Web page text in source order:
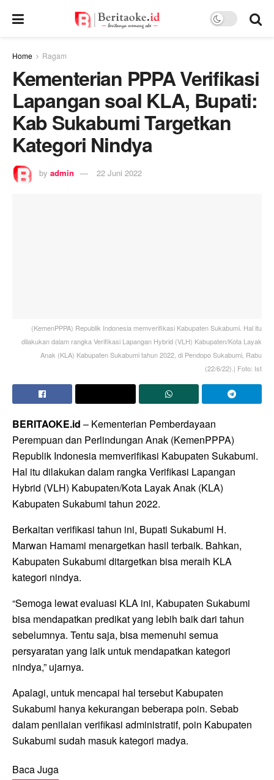
Home Ragam
Kementerian PPPA Verifikasi
Lapangan soal KLA, Bupati:
Kab Sukabumi Targetkan
Kategori Nindya
by admin 22 Juni 2022
(KemenPPPA) Republik Indonesia memverifikasi Kabupaten Sukabumi. Hal itu
dilakukan dalam rangka Verifikasi Lapangan Hybrid (VLH) Kabupaten/Kota Layak
Anak (KLA) Kabupaten Sukabumi tahun 2022, di Pendopo Sukabumi, Rabu
(22/6/22).| Foto: Ist
BERITAOKE.id – Kementerian Pemberdayaan
Perempuan dan Perlindungan Anak (KemenPPPA)
Republik Indonesia memverifikasi Kabupaten Sukabumi.
Hal itu dilakukan dalam rangka Verifikasi Lapangan
Hybrid (VLH) Kabupaten/Kota Layak Anak (KLA)
Kabupaten Sukabumi tahun 2022.
Berkaitan verifikasi tahun ini, Bupati Sukabumi H.
Marwan Hamami menargetkan hasil terbaik. Bahkan,
Kabupaten Sukabumi ditargetkan bisa meraih KLA
kategori nindya.
“Semoga lewat evaluasi KLA ini, Kabupaten Sukabumi
bisa mendapatkan predikat yang lebih baik dari tahun
sebelumnya. Tentu saja, bisa memenuhi semua
persyaratan yang laik untuk mendapatkan kategori
nindya,” ujarnya.
Apalagi, untuk mencapai hal tersebut Kabupaten
Sukabumi hanya kekurangan beberapa poin. Sebab
dalam penilaian verifikasi administratif, poin Kabupaten
Sukabumi sudah masuk kategori madya.
Baca Juga